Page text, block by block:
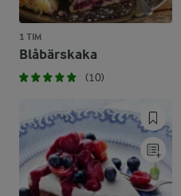
1 TIM
Blåbärskaka
(10)